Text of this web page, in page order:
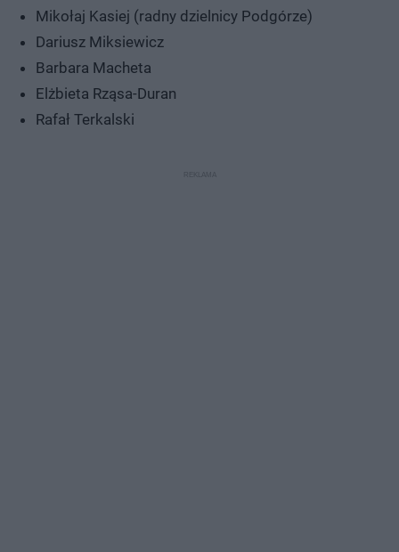
Mikołaj Kasiej (radny dzielnicy Podgórze)
Dariusz Miksiewicz
Barbara Macheta
Elżbieta Rząsa-Duran
Rafał Terkalski